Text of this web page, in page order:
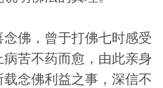
佛，曾于打佛七时感受
苦不药而愈，由此亲身
念佛利益之事，深信不